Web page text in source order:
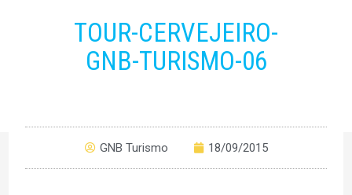
TOUR-CERVEJEIRO-
GNB-TURISMO-06
GNB Turismo 18/09/2015